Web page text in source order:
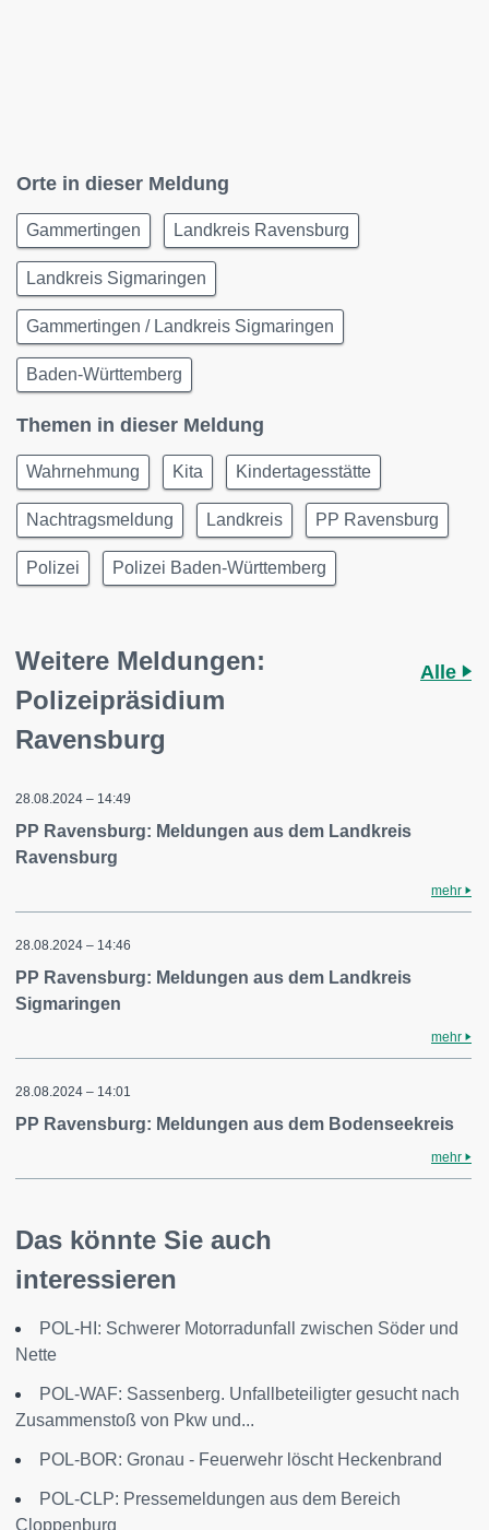
Orte in dieser Meldung
Gammertingen Landkreis Ravensburg
Landkreis Sigmaringen
Gammertingen / Landkreis Sigmaringen
Baden-Württemberg
Themen in dieser Meldung
Wahrnehmung Kita Kindertagesstätte
Nachtragsmeldung Landkreis PP Ravensburg
Polizei Polizei Baden-Württemberg
Weitere Meldungen:
Polizeipräsidium
Ravensburg
Alle
28.08.2024 – 14:49
PP Ravensburg: Meldungen aus dem Landkreis
Ravensburg
mehr
28.08.2024 – 14:46
PP Ravensburg: Meldungen aus dem Landkreis
Sigmaringen
mehr
28.08.2024 – 14:01
PP Ravensburg: Meldungen aus dem Bodenseekreis
mehr
Das könnte Sie auch
interessieren
POL-HI: Schwerer Motorradunfall zwischen Söder und
Nette
POL-WAF: Sassenberg. Unfallbeteiligter gesucht nach
Zusammenstoß von Pkw und...
POL-BOR: Gronau - Feuerwehr löscht Heckenbrand
POL-CLP: Pressemeldungen aus dem Bereich
Cloppenburg